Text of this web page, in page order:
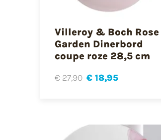
Villeroy & Boch Rose
Garden Dinerbord
coupe roze 28,5 cm
€ 27,90 € 18,95